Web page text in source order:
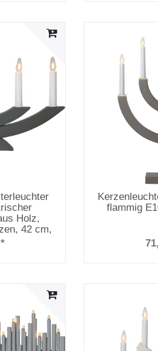
Holz,
42 cm,
230 V
flammig